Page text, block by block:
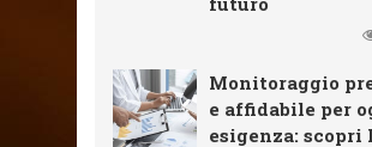
Monitoraggio
e affidabile per
esigenza: scopri I